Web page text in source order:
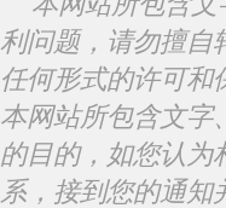
利问题，请勿擅自
任何形式的许可和
本网站所包含文字
的目的，如您认为
系，接到您的通知